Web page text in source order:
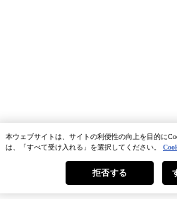
本ウェブサイトは、サイトの利便性の向上を目的に
は、「すべて受け入れる」を選択してください。
拒否する